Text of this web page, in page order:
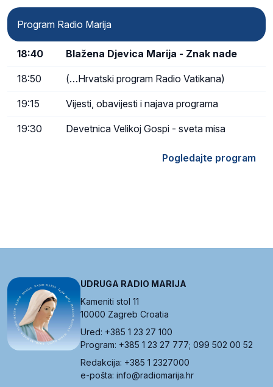
Program Radio Marija
18:40 Blažena Djevica Marija - Znak nade
18:50 (…Hrvatski program Radio Vatikana)
19:15 Vijesti, obavijesti i najava programa
19:30 Devetnica Velikoj Gospi - sveta misa
Pogledajte program
UDRUGA RADIO MARIJA
Kameniti stol 11
10000 Zagreb Croatia
Ured: +385 1 23 27 100
Program: +385 1 23 27 777; 099 502 00 52
Redakcija: +385 1 2327000
e-pošta: info@radiomarija.hr